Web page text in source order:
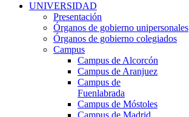
UNIVERSIDAD
Presentación
Órganos de gobierno unipersonales
Órganos de gobierno colegiados
Campus
Campus de Alcorcón
Campus de Aranjuez
Campus de
Fuenlabrada
Campus de Móstoles
Campus de Madrid